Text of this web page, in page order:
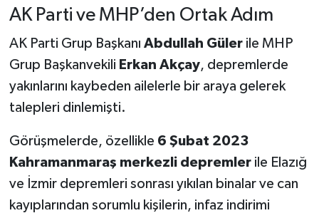
AK Parti ve MHP’den Ortak Adım
AK Parti Grup Başkanı Abdullah Gülerile MHP
Grup Başkanvekili Erkan Akçay, depremlerde
yakınlarını kaybeden ailelerle bir araya gelerek
talepleri dinlemişti.
Görüşmelerde, özellikle 6 Şubat 2023
Kahramanmaraş merkezli depremlerile Elazığ
ve İzmir depremleri sonrası yıkılan binalar ve can
kayıplarından sorumlu kişilerin, infaz indirimi